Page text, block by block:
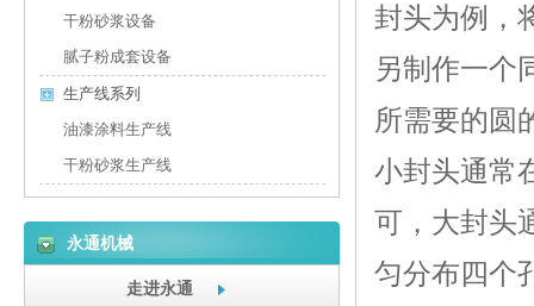
封头为例，
另制作一个
所需要的圆
小封头通常
可，大封头
匀分布四个
干粉砂浆设备
腻子粉成套设备
生产线系列
油漆涂料生产线
干粉砂浆生产线
永通机械
走进永通